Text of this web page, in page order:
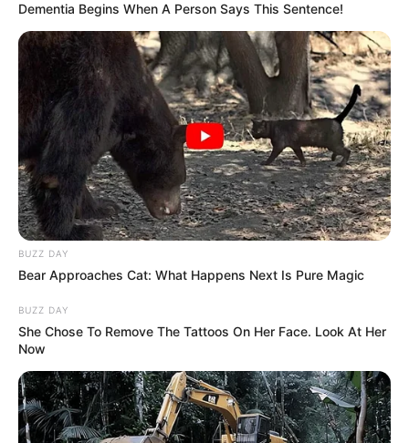
Dementia Begins When A Person Says This Sentence!
BUZZ DAY
Bear Approaches Cat: What Happens Next Is Pure Magic
BUZZ DAY
She Chose To Remove The Tattoos On Her Face. Look At Her
Now